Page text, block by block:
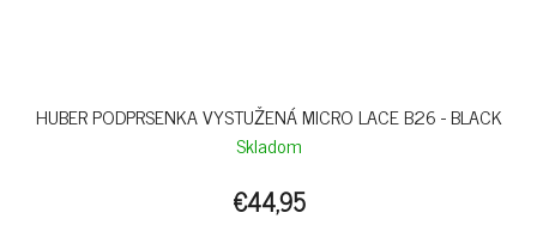
HUBER PODPRSENKA VYSTUŽENÁ MICRO LACE B26 - BLACK
Skladom
€44,95